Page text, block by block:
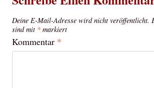
Deine E-Mail-Adresse wird nicht veröffentlicht.
sind mit * markiert
Kommentar *